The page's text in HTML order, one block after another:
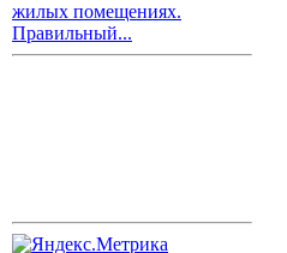
жилых помещениях.
Правильный...